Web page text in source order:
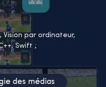
Vision par ordinateur,
Swift ;
des médias